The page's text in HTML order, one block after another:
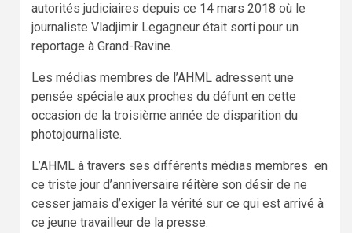
autorités judiciaires depuis ce 14 mars 2018 où le
journaliste Vladjimir Legagneur était sorti pour un
reportage à Grand-Ravine.
Les médias membres de l’AHML adressent une
pensée spéciale aux proches du défunt en cette
occasion de la troisième année de disparition du
photojournaliste.
L’AHML à travers ses différents médias membres en
ce triste jour d’anniversaire réitère son désir de ne
cesser jamais d’exiger la vérité sur ce qui est arrivé à
ce jeune travailleur de la presse.